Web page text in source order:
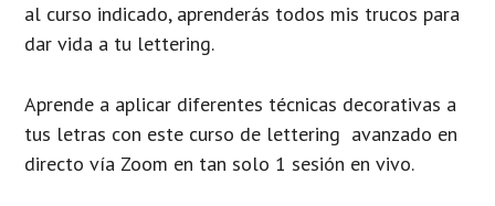
al curso indicado, aprenderás todos mis trucos para
dar vida a tu lettering.
Aprende a aplicar diferentes técnicas decorativas a
tus letras con este curso de lettering avanzado en
directo vía Zoom en tan solo 1 sesión en vivo.